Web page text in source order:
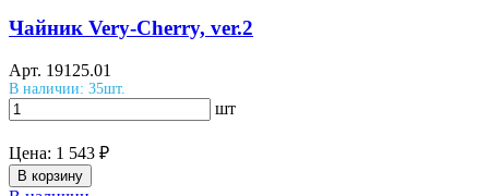
Чайник Very-Cherry, ver.2
Арт. 19125.01
В наличии: 35шт.
шт
Цена: 1 543 ₽
В корзину